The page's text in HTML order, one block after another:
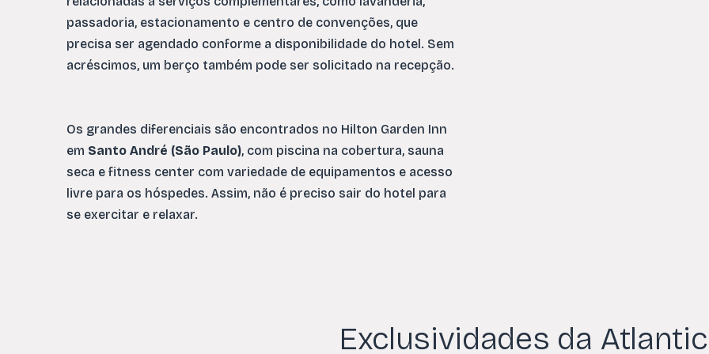
passadoria, estacionamento e centro de convenções, que
precisa ser agendado conforme a disponibilidade do hotel. Sem
acréscimos, um berço também pode ser solicitado na recepção.
Os grandes diferenciais são encontrados no Hilton Garden Inn
em Santo André (São Paulo), com piscina na cobertura, sauna
seca e fitness center com variedade de equipamentos e acesso
livre para os hóspedes. Assim, não é preciso sair do hotel para
se exercitar e relaxar.
Exclusividades da